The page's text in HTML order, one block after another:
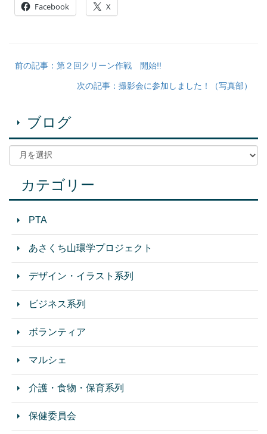
Facebook X
前の記事：第２回クリーン作戦 開始!!
次の記事：撮影会に参加しました！（写真部）
ブログ
カテゴリー
PTA
あさくち山環学プロジェクト
デザイン・イラスト系列
ビジネス系列
ボランティア
マルシェ
介護・食物・保育系列
保健委員会